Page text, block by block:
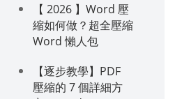
【 2026 】Word 壓
縮如何做？超全壓縮
Word 懶人包
【逐步教學】PDF
壓縮的 7 個詳細方